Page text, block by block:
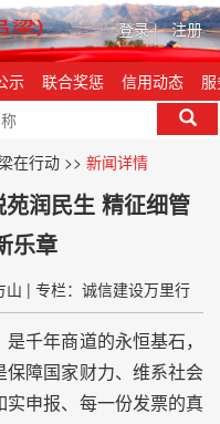
登录| 注册
示 联合奖惩 信用动态
在行动 >> 新闻详情
苑润民生 精征细管
乐章
山 | 专栏：诚信建设万里行
千年商道的永恒基石，
保障国家财力、维系社会
实申报、每一份发票的真